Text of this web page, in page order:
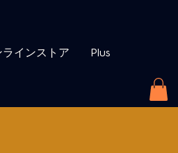
ラインストア Plus